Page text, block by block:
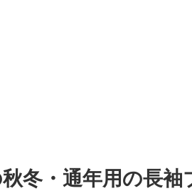
冬・通年用の長袖